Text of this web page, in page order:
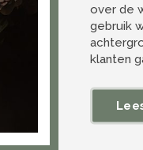
over de
gebruik
klanten